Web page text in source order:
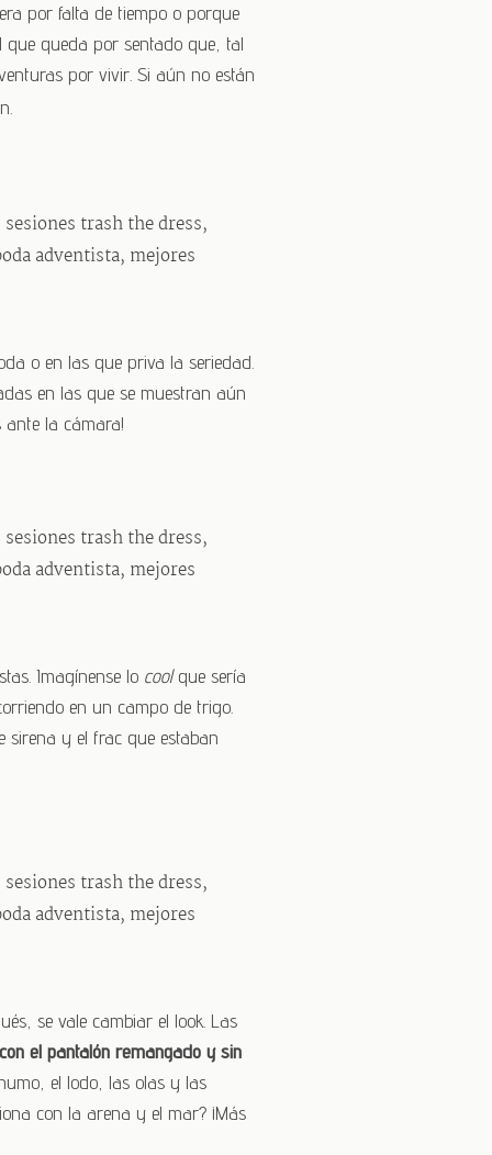
por falta de tiempo o porque
que queda por sentado que, tal
por vivir. Si aún no están
o en las que priva la seriedad.
en las que se muestran aún
ante la cámara!
Imagínense lo coolque sería
en un campo de trigo.
sirena y el frac que estaban
se vale cambiar el look. Las
con el pantalón remangado y sin
el lodo, las olas y las
con la arena y el mar? ¡Más